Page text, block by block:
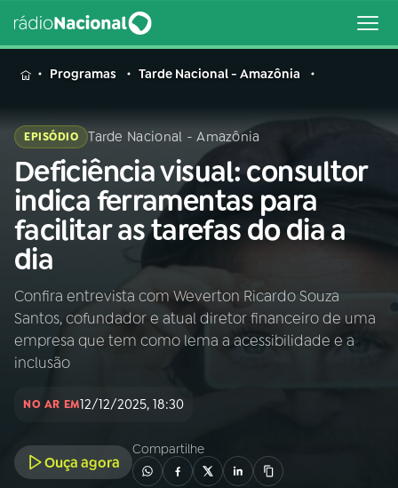
MENU
Buscar
na
Rádio
Nacional
Buscar
AO VIVO
01INÍCIO
PROGRAMAÇÃO
Programas Tarde Nacional - Amazônia
EPISÓDIO Tarde Nacional - Amazônia
Deficiência visual: consultor
indica ferramentas para
facilitar as tarefas do dia a
dia
Confira entrevista com Weverton Ricardo Souza
Santos, cofundador e atual diretor financeiro de uma
empresa que tem como lema a acessibilidade e a
inclusão
NO AR EM12/12/2025, 18:30
Ouça agora
Compartilhe